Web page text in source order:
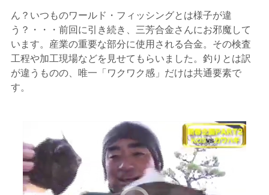
ん？いつものワールド・フィッシングとは様子が違
う？・・・前回に引き続き、三芳合金さんにお邪魔して
います。産業の重要な部分に使用される合金。その検査
工程や加工現場などを見せてもらいました。釣りとは訳
が違うものの、唯一「ワクワク感」だけは共通要素で
す。